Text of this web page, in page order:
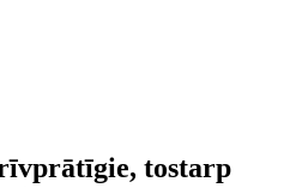
tostarp